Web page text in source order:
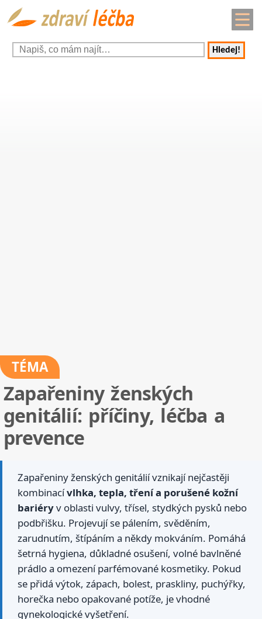
Hledej!
TÉMA
Zapařeniny ženských
genitálií: příčiny, léčba a
prevence
Zapařeniny ženských genitálií vznikají nejčastěji
kombinacívlhka, tepla, tření a porušené kožní
bariéryv oblasti vulvy, třísel, stydkých pysků nebo
podbřišku. Projevují se pálením, svěděním,
zarudnutím, štípáním a někdy mokváním. Pomáhá
šetrná hygiena, důkladné osušení, volné bavlněné
prádlo a omezení parfémované kosmetiky. Pokud
se přidá výtok, zápach, bolest, praskliny, puchýřky,
horečka nebo opakované potíže, je vhodné
gynekologické vyšetření.